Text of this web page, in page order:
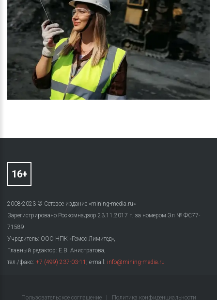
2008-2023 © Сетевое издание «mining-media.ru»
Зарегистрировано Роскомнадзор 23.11.2017 г. за номером Эл № ФС77-
71589
Учредитель: ООО НПК «Гемос Лимитед»,
Главный редактор: Е.В. Анистратова,
тел./факс: +7 (499) 237-03-11 ; e-mail: info@mining-media.ru
Пользовательское соглашение Политика конфиденциальности